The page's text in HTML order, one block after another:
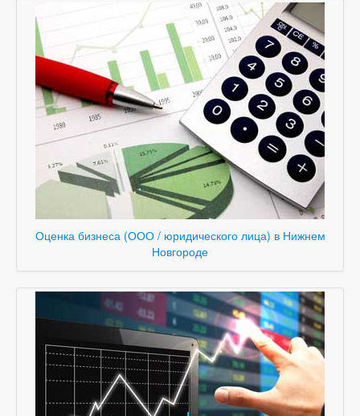
Оценка бизнеса (ООО / юридического лица) в Нижнем
Новгороде